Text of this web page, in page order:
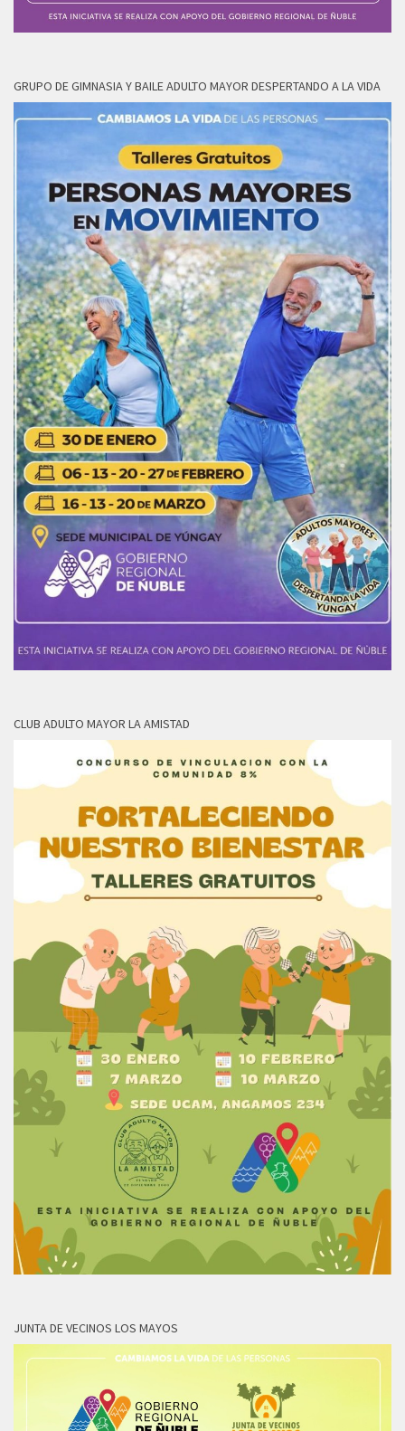
GRUPO DE GIMNASIA Y BAILE ADULTO MAYOR DESPERTANDO A LA VIDA
CLUB ADULTO MAYOR LA AMISTAD
JUNTA DE VECINOS LOS MAYOS